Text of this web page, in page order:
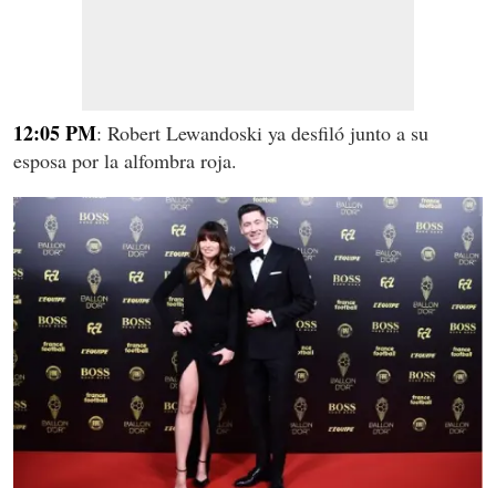
12:05 PM: Robert Lewandoski ya desfiló junto a su
esposa por la alfombra roja.